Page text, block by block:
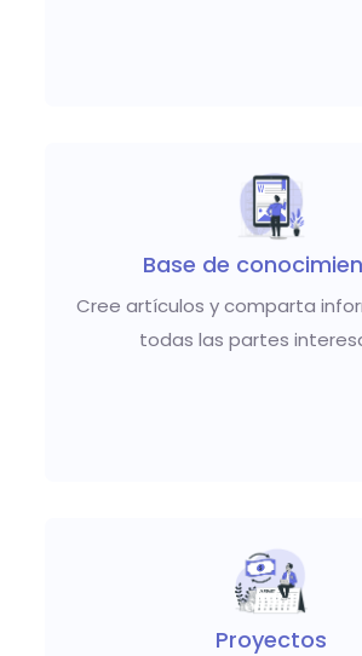
Base de
Cree artículos y comparta
todas las partes
Proyectos